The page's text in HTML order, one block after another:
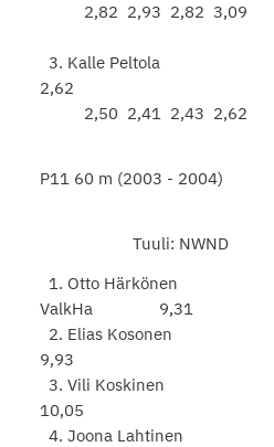
2,82 2,93 2,82 3,09
3. Kalle Peltola
2,62
2,50 2,41 2,43 2,62
P11 60 m (2003 - 2004)
Tuuli: NWND
1. Otto Härkönen
ValkHa 9,31
2. Elias
9,93
3. Vili Koskinen
10,05
4. Joona